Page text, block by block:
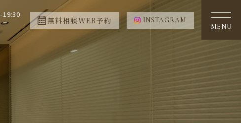
19:30
無料相談WEB予約 INSTAGRAM
MENU